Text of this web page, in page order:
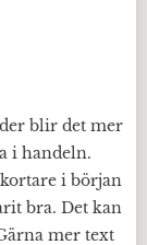
blir det mer
i handeln.
i början
bra. Det kan
mer text